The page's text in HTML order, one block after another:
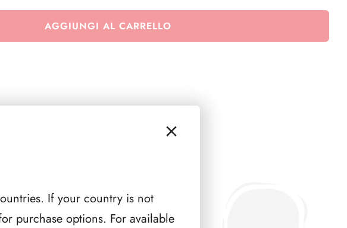
2019
AGGIUNGI AL CARRELLO
If your country is not
purchase options. For available